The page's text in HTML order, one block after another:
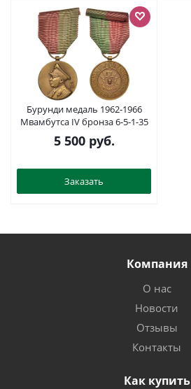
Бурунди медаль 1962-1966
Мвамбутса IV бронза 6-5-1-35
5 500руб.
Заказать
Компания
О нас
Новости
Отзывы
Контакты
Как купить